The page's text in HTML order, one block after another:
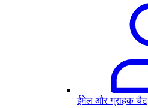
ईमेल और ग्राहक चैट